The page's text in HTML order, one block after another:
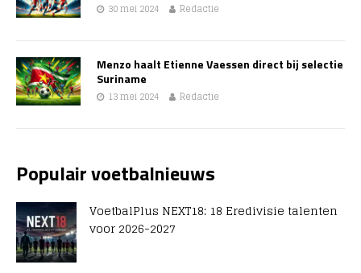
30 mei 2024 Redactie
Menzo haalt Etienne Vaessen direct bij selectie
Suriname
13 mei 2024 Redactie
Populair voetbalnieuws
VoetbalPlus NEXT18: 18 Eredivisie talenten
voor 2026-2027